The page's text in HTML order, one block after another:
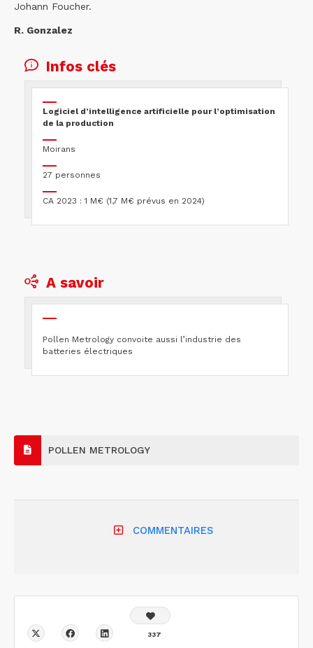
Johann Foucher.
R. Gonzalez
Infos clés
Logiciel d’intelligence artificielle pour l’optimisation
de la production
Moirans
27 personnes
CA 2023 : 1 M€ (1,7 M€ prévus en 2024)
A savoir
Pollen Metrology convoite aussi l’industrie des
batteries électriques
POLLEN METROLOGY
COMMENTAIRES
337